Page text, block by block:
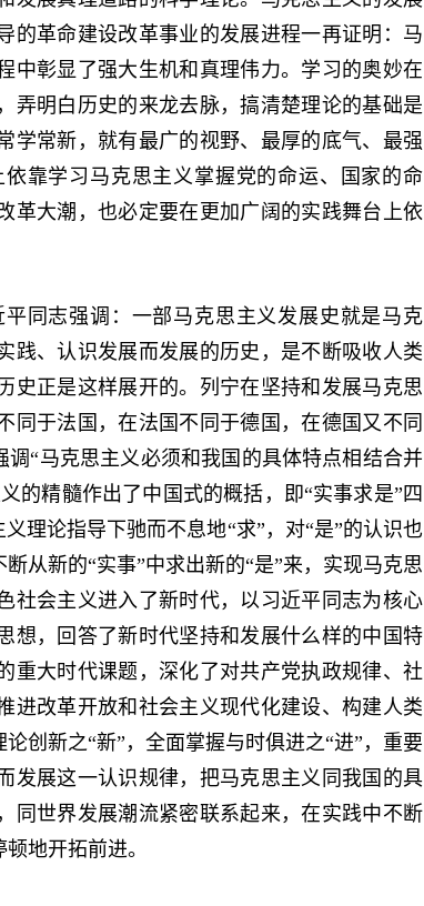
的革命建设改革事业的发展进程一再证明：马
中彰显了强大生机和真理伟力。学习的奥妙在
弄明白历史的来龙去脉，搞清楚理论的基础是
学常新，就有最广的视野、最厚的底气、最强
靠学习马克思主义掌握党的命运、国家的命
革大潮，也必定要在更加广阔的实践舞台上依
志强调：一部马克思主义发展史就是马克
践、认识发展而发展的历史，是不断吸收人类
史正是这样展开的。列宁在坚持和发展马克思
同于法国，在法国不同于德国，在德国又不同
“马克思主义必须和我国的具体特点相结合并
的精髓作出了中国式的概括，即“实事求是”四
理论指导下驰而不息地“求”，对“是”的认识也
从新的“实事”中求出新的“是”来，实现马克思
社会主义进入了新时代，以习近平同志为核心
想，回答了新时代坚持和发展什么样的中国特
重大时代课题，深化了对共产党执政规律、社
进改革开放和社会主义现代化建设、构建人类
创新之“新”，全面掌握与时俱进之“进”，重要
发展这一认识规律，把马克思主义同我国的具
同世界发展潮流紧密联系起来，在实践中不断
地开拓前进。